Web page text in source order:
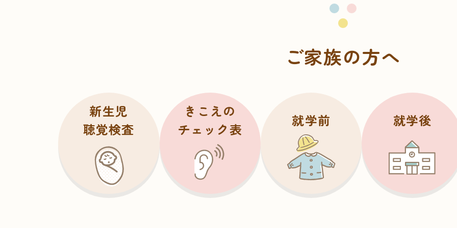
ご家族の方へ
新生児
聴覚検査
きこえの
チェック表
就学前 就学後